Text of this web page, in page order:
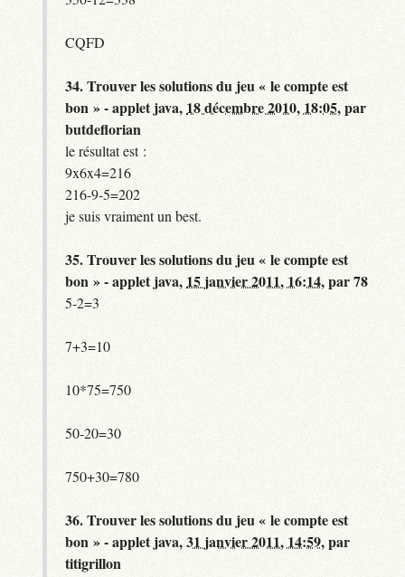
CQFD
34.Trouver les solutions du jeu « le compte est
bon » - applet java, 18 décembre 2010, 18:05,par
butdeflorian
le résultat est :
9x6x4=216
216-9-5=202
je suis vraiment un best.
35.Trouver les solutions du jeu « le compte est
bon » - applet java, 15 janvier 2011, 16:14,par78
5-2=3
7+3=10
10*75=750
50-20=30
750+30=780
36.Trouver les solutions du jeu « le compte est
bon » - applet java,31 janvier 2011, 14:59,par
titigrillon